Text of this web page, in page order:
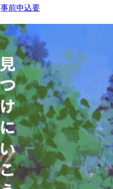
事前申込要